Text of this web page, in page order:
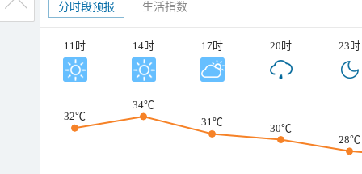
分时段预报 生活指数
11时 14时 17时 20时 23时
32℃
34℃
31℃
30℃
28℃